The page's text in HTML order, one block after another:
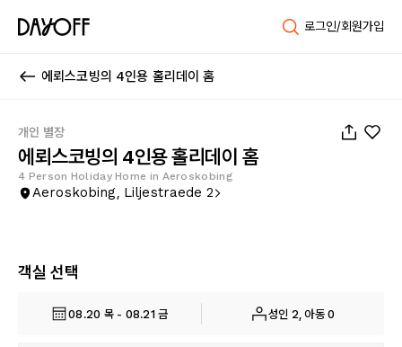
로그인/회원가입
에뢰스코빙의 4인용 홀리데이 홈
개인 별장
에뢰스코빙의 4인용 홀리데이 홈
4 Person Holiday Home in Aeroskobing
Aeroskobing, Liljestraede 2
객실 선택
08.20 목 - 08.21 금 성인 2, 아동 0